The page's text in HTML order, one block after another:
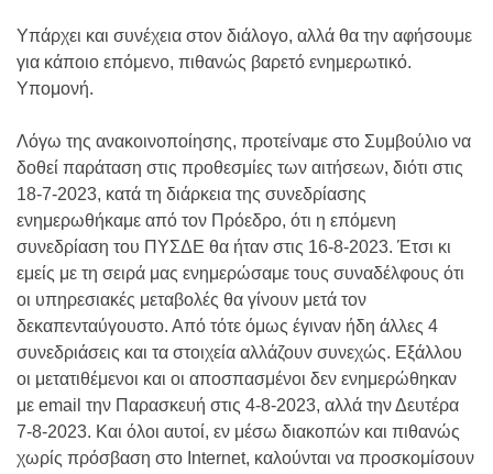
Υπάρχει και συνέχεια στον διάλογο, αλλά θα την αφήσουμε
για κάποιο επόμενο, πιθανώς βαρετό ενημερωτικό.
Υπομονή.
Λόγω της ανακοινοποίησης, προτείναμε στο Συμβούλιο να
δοθεί παράταση στις προθεσμίες των αιτήσεων, διότι στις
18-7-2023, κατά τη διάρκεια της συνεδρίασης
ενημερωθήκαμε από τον Πρόεδρο, ότι η επόμενη
συνεδρίαση του ΠΥΣΔΕ θα ήταν στις 16-8-2023. Έτσι κι
εμείς με τη σειρά μας ενημερώσαμε τους συναδέλφους ότι
οι υπηρεσιακές μεταβολές θα γίνουν μετά τον
δεκαπενταύγουστο. Από τότε όμως έγιναν ήδη άλλες 4
συνεδριάσεις και τα στοιχεία αλλάζουν συνεχώς. Εξάλλου
οι μετατιθέμενοι και οι αποσπασμένοι δεν ενημερώθηκαν
με email την Παρασκευή στις 4-8-2023, αλλά την Δευτέρα
7-8-2023. Και όλοι αυτοί, εν μέσω διακοπών και πιθανώς
χωρίς πρόσβαση στο Internet, καλούνται να προσκομίσουν